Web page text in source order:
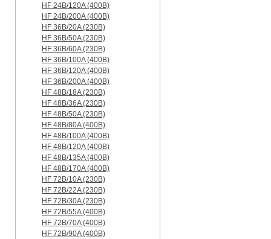
HF 24B/120A (400B)
HF 24B/200A (400B)
HF 36B/20A (230B)
HF 36B/50A (230B)
HF 36B/60A (230B)
HF 36B/100A (400B)
HF 36B/120A (400B)
HF 36B/200A (400B)
HF 48B/18A (230B)
HF 48B/36A (230B)
HF 48B/50A (230B)
HF 48B/80A (400B)
HF 48B/100A (400B)
HF 48B/120A (400B)
HF 48B/135A (400B)
HF 48B/170A (400B)
HF 72B/10A (230B)
HF 72B/22A (230B)
HF 72B/30A (230B)
HF 72B/55A (400B)
HF 72B/70A (400B)
HF 72B/90A (400B)